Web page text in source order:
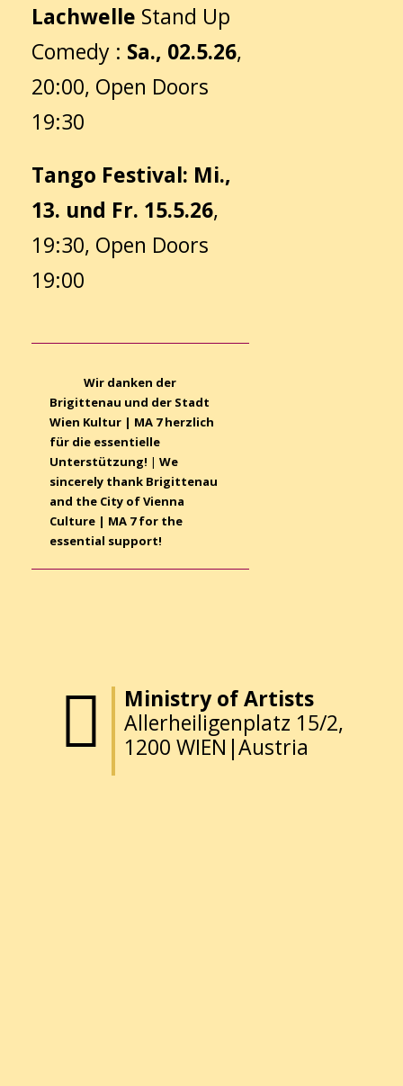
Lachwelle Stand Up
Comedy : Sa., 02.5.26,
20:00, Open Doors
19:30
Tango Festival: Mi.,
13. und Fr. 15.5.26,
19:30, Open Doors
19:00
Wir danken der
Brigittenau und der Stadt
Wien Kultur | MA 7 herzlich
für die essentielle
Unterstützung! | We
sincerely thank Brigittenau
and the City of Vienna
Culture | MA 7 for the
essential support!
Ministry of Artists
Allerheiligenplatz 15/2,
1200 WIEN|Austria